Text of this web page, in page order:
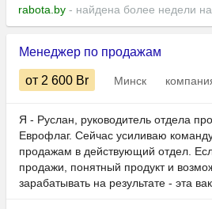
rabota.by - найдена более недели
Менеджер по продажам
от 2 600 Br Минск
Я - Руслан, руководитель отдела
Еврофлаг. Сейчас усиливаю
продажам в действующий отдел.
продажи, понятный продукт и
зарабатывать на результате - эта